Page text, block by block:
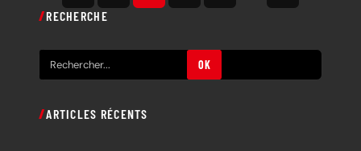
RECHERCHE
e
h
OK
ARTICLES RÉCENTS